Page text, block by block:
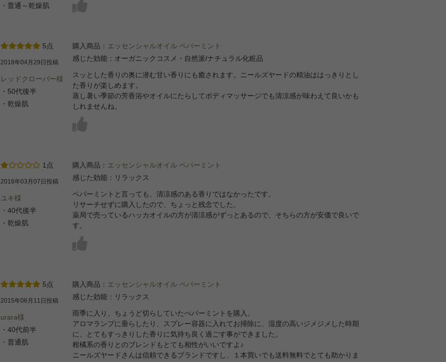
・普通～乾燥肌
5点
2018年04月29日投稿
レッドクローバー様
・50代後半
・乾燥肌
購入商品： エッセンシャルオイル ペパーミント
感じた効能：オーガニックコスメ・自然派/ナチュラル化粧品
スッとした香りの奥に潜む甘い香りにも癒されます。ニールズヤードの精油ははっきりとし
た香りが楽しめます。
蒸し暑い季節の芳香浴やオイルにたらしてボディマッサージでも清涼感が味わえて良いかも
しれませんね。
1点
2016年03月07日投稿
ユキ様
・40代後半
・乾燥肌
購入商品： エッセンシャルオイル ペパーミント
感じた効能：リラックス
ペパーミントと言っても、清涼感のある香りではなかったです。
リサーチせずに購入したので、ちょっと残念でした。
薬局で売っているハッカオイルの方が清涼感がずっとあるので、そちらの方が安価で良いで
す。
5点
2015年06月11日投稿
urara様
・40代前半
・普通肌
購入商品： エッセンシャルオイル ペパーミント
感じた効能：リラックス
雨季に入り、ちょうど切らしていたぺパーミントを購入。
アロマランプに垂らしたり、スプレー容器に入れてお掃除に、湿度の高いジメジメした時期
に、とてもすっきりした香りに気持ち良く過ごす事ができました。
柑橘系の香りとのブレンドもとても相性がいいですよ♪
ニールズヤードさんは信頼できるブランドですし、１本買いでも送料無料でとても助かりま